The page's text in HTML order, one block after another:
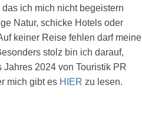
ich mich nicht begeistern
Natur, schicke Hotels oder
keiner Reise fehlen darf meine
stolz bin ich darauf,
2024 von Touristik PR
mich gibt es HIER zu lesen.